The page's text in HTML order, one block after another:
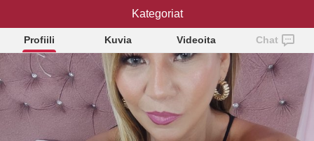
catalinafernandez
Profiili Kuvia Videoita Chat
Kategoriat